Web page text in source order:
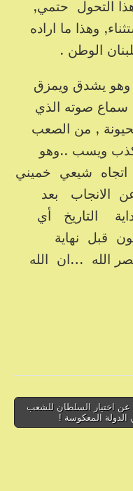
التحول حتمي,
وهذا ما اراده
الوطن .
وهو يشدق ويمزق
سماع صوته الذي
, من الصعب
ويسب ..وهو
اتجاه شيعي خميني
الانجاب بعد
التاريخ أي
قبل نهاية
الله …ان الله
اختيار السلطان للشعب
الدولة المعكوسة !